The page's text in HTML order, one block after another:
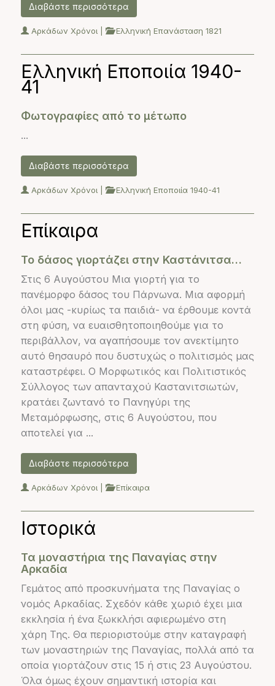
Διαβάστε περισσότερα
Αρκάδων Χρόνοι Ελληνική Επανάσταση 1821
Ελληνική Εποποιία 1940-
41
Φωτογραφίες από το μέτωπο
...
Διαβάστε περισσότερα
Αρκάδων Χρόνοι Ελληνική Εποποιία 1940-41
Επίκαιρα
Το δάσος γιορτάζει στην Καστάνιτσα…
Στις 6 Αυγούστου Μια γιορτή για το
πανέμορφο δάσος του Πάρνωνα. Μια αφορμή
όλοι μας -κυρίως τα παιδιά- να έρθουμε κοντά
στη φύση, να ευαισθητοποιηθούμε για το
περιβάλλον, να αγαπήσουμε τον ανεκτίμητο
αυτό θησαυρό που δυστυχώς ο πολιτισμός μας
καταστρέφει. Ο Μορφωτικός και Πολιτιστικός
Σύλλογος των απανταχού Καστανιτσιωτών,
κρατάει ζωντανό το Πανηγύρι της
Μεταμόρφωσης, στις 6 Αυγούστου, που
αποτελεί για ...
Διαβάστε περισσότερα
Αρκάδων Χρόνοι Επίκαιρα
Ιστορικά
Τα μοναστήρια της Παναγίας στην
Αρκαδία
Γεμάτος από προσκυνήματα της Παναγίας ο
νομός Αρκαδίας. Σχεδόν κάθε χωριό έχει μια
εκκλησία ή ένα ξωκκλήσι αφιερωμένο στη
χάρη Της. Θα περιοριστούμε στην καταγραφή
των μοναστηριών της Παναγίας, πολλά από τα
οποία γιορτάζουν στις 15 ή στις 23 Αυγούστου.
Όλα όμως έχουν σημαντική ιστορία και